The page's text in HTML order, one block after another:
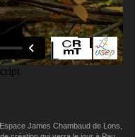
James Chambaud de Lons,